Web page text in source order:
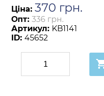
Ціна: 370 грн.
Опт: 336 грн.
Артикул: KB1141
ID: 45652